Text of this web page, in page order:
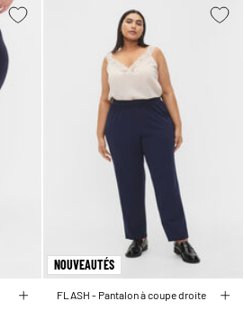
NOUVEAUTÉS
FLASH - Pantalon à coupe droite